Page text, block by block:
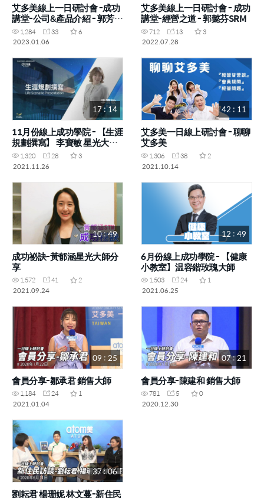
艾多美線上一日研討會 -成功
講堂-公司&產品介紹 - 郭芳渝
SRM
1,284 33
6
2023.01.06
艾多美線上一日研討會 - 成功
講堂-經營之道 - 郭懿芬SRM
712 13
3
2022.07.28
17 : 14
11月份線上成功學院 - 【生涯
規劃撰寫】 李寶敏 星光大師
｜線上成功學院
1,320 28
3
2021.11.26
42 : 11
艾多美一日線上研討會 - 聊聊
艾多美
1,306 38
2
2021.10.14
10 : 49
成功祕訣-黃郁涵星光大師分
享
1,572 41
2
2021.09.24
12 : 49
6月份線上成功學院 - 【健康
小教室】温容鍇玫瑰大師
1,503 24
1
2021.06.25
09 : 25
會員分享-鄒承君 銷售大師
1,184 24
1
2021.01.04
07 : 21
會員分享-陳建和 銷售大師
781 5
0
2020.12.30
37 : 06
劉耘君 楊珊妮 林文蔓-新住民